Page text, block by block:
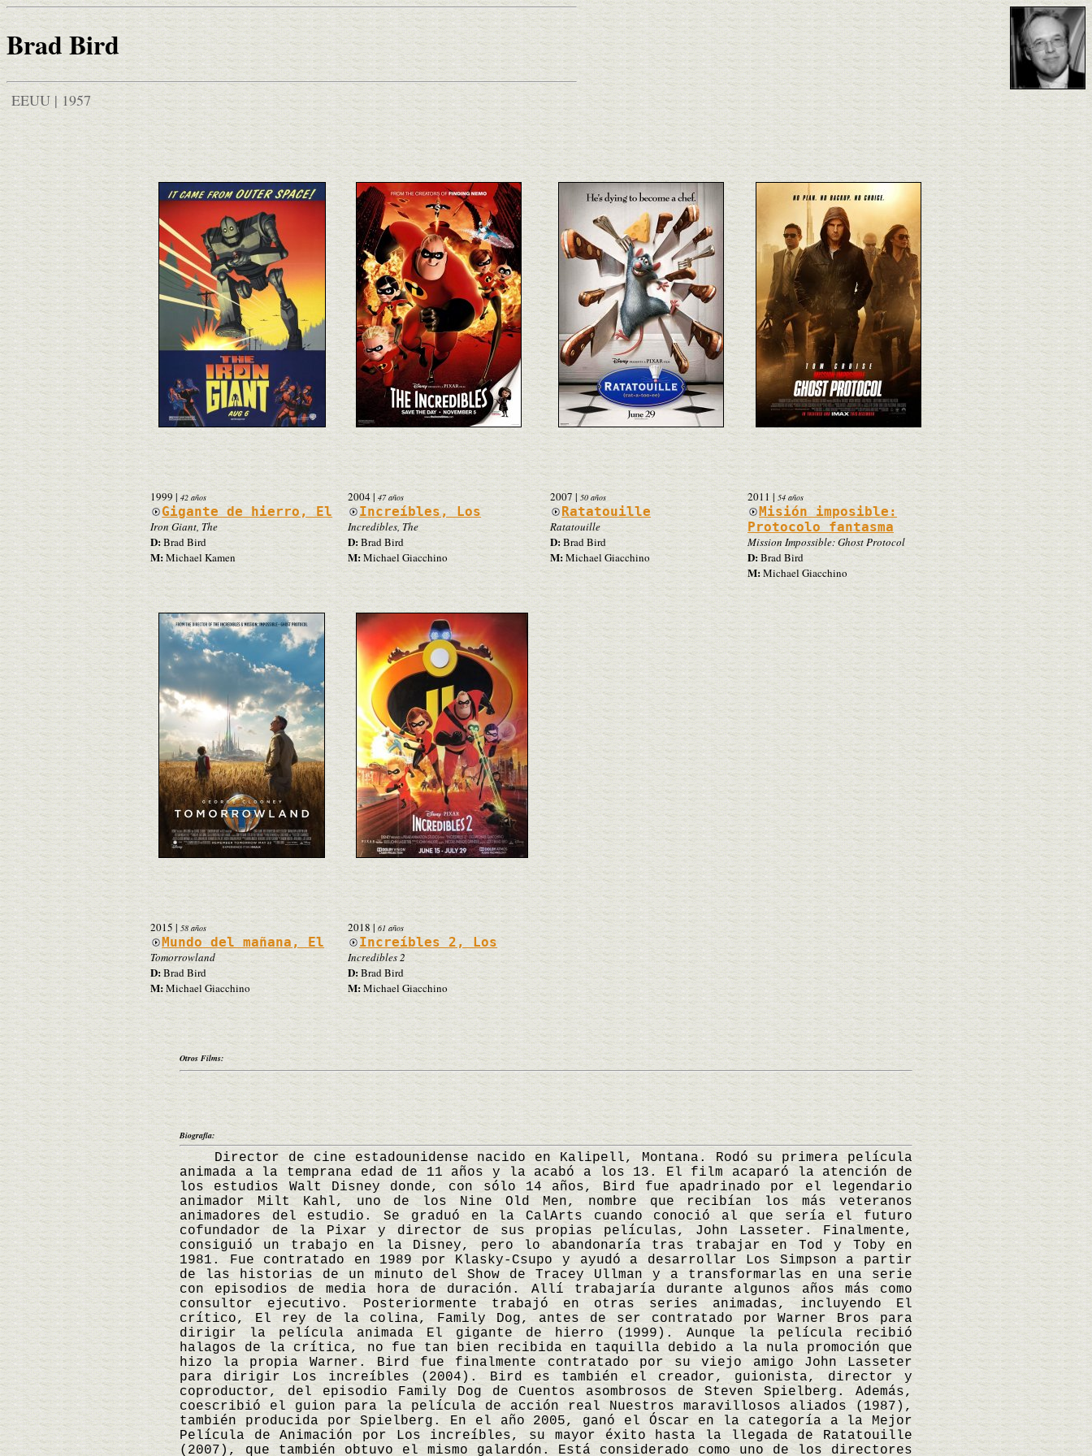
Brad Bird
EEUU | 1957
1999 | 42 años
Gigante de hierro, El
Iron Giant, The
D:Brad Bird
M:Michael Kamen
2004|47 años
Increíbles, Los
Incredibles, The
D:Brad Bird
M:Michael Giacchino
2007 | 50 años
Ratatouille
Ratatouille
D:Brad Bird
M:Michael Giacchino
2011 | 54 años
Misión imposible:
Protocolo fantasma
Mission Impossible: Ghost Protocol
D:Brad Bird
M:Michael Giacchino
2015 | 58 años
Mundo del mañana, El
Tomorrowland
D:Brad Bird
M:Michael Giacchino
2018|61 años
Increíbles 2, Los
Incredibles 2
D:Brad Bird
M: Michael Giacchino
Otros Films:
Biografía:
Director de cine estadounidense nacido en Kalipell, Montana. Rodó su primera película
animada a la temprana edad de 11 años y la acabó a los 13. El film acaparó la atención de
los estudios Walt Disney donde, con sólo 14 años, Bird fue apadrinado por el legendario
animador Milt Kahl, uno de los Nine Old Men, nombre que recibían los más veteranos
animadores del estudio. Se graduó en la CalArts cuando conoció al que sería el futuro
cofundador de la Pixar y director de sus propias películas, John Lasseter. Finalmente,
consiguió un trabajo en la Disney, pero lo abandonaría tras trabajar en Tod y Toby en
1981. Fue contratado en 1989 por Klasky-Csupo y ayudó a desarrollar Los Simpson a partir
de las historias de un minuto del Show de Tracey Ullman y a transformarlas en una serie
con episodios de media hora de duración. Allí trabajaría durante algunos años más como
consultor ejecutivo. Posteriormente trabajó en otras series animadas, incluyendo El
crítico, El rey de la colina, Family Dog, antes de ser contratado por Warner Bros para
dirigir la película animada El gigante de hierro (1999). Aunque la película recibió
halagos de la crítica, no fue tan bien recibida en taquilla debido a la nula promoción que
hizo la propia Warner. Bird fue finalmente contratado por su viejo amigo John Lasseter
para dirigir Los increíbles (2004). Bird es también el creador, guionista, director y
coproductor, del episodio Family Dog de Cuentos asombrosos de Steven Spielberg. Además,
coescribió el guion para la película de acción real Nuestros maravillosos aliados (1987),
también producida por Spielberg. En el año 2005, ganó el Óscar en la categoría a la Mejor
Película de Animación por Los increíbles, su mayor éxito hasta la llegada de Ratatouille
(2007), que también obtuvo el mismo galardón. Está considerado como uno de los directores